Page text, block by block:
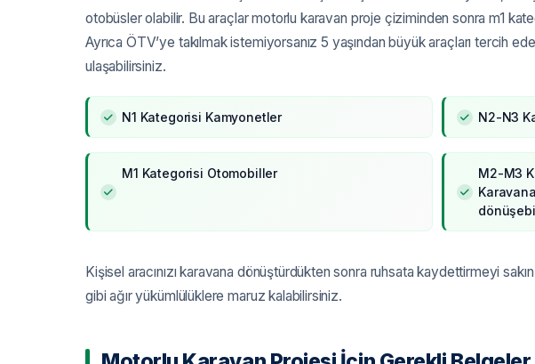
otobüsler olabilir. Bu araçlar motorlu karavan proje çiziminden sonra m1
Ayrıca ÖTV’ye takılmak istemiyorsanız 5 yaşından büyük araçları tercih
ulaşabilirsiniz.
N1 Kategorisi Kamyonetler N2-N3
M1 Kategorisi Otomobiller
M2-M3
Kişisel aracınızı karavana dönüştürdükten sonra ruhsata kaydettirmeyi
gibi ağır yükümlülüklere maruz kalabilirsiniz.